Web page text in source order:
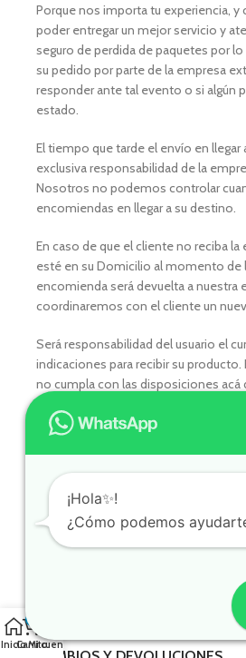
Porque nos importa tu experiencia, y
poder entregar un mejor servicio y
seguro de perdida de paquetes por
su pedido por parte de la empresa
responder ante tal evento o si algún
estado.
El tiempo que tarde el envío en
exclusiva responsabilidad de la
Nosotros no podemos controlar
encomiendas en llegar a su destino.
En caso de que el cliente no reciba
esté en su Domicilio al momento de
encomienda será devuelta a nuestra
coordinaremos con el cliente un
Será responsabilidad del usuario el
indicaciones para recibir su producto.
no cumpla con las disposiciones acá
Empresa haya realizado todas las
sin que el usuario lo haya recibido, no
Para eventos especiales como el
y Black Friday los tiempos de
• Preparación y entrega al courier
• El tiempo de entrega final
tiempos operativos del courier
InicioCarrito
Mi cuenta
¡Hola✨!
¿Cómo podemos